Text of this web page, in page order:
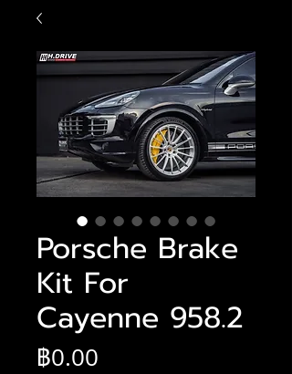
Porsche Brake
Kit For
Cayenne 958.2
฿0.00